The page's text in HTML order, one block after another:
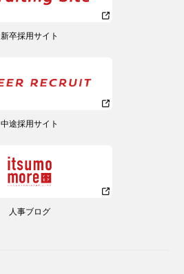
新卒採用サイト
中途採用サイト
人事ブログ